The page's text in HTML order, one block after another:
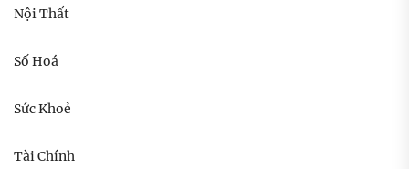
Nội Thất
Số Hoá
Sức Khoẻ
Tài Chính